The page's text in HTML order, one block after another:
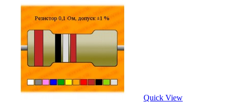
Quick View